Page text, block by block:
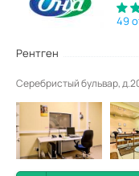
49
Рентген
Серебристый бульвар,